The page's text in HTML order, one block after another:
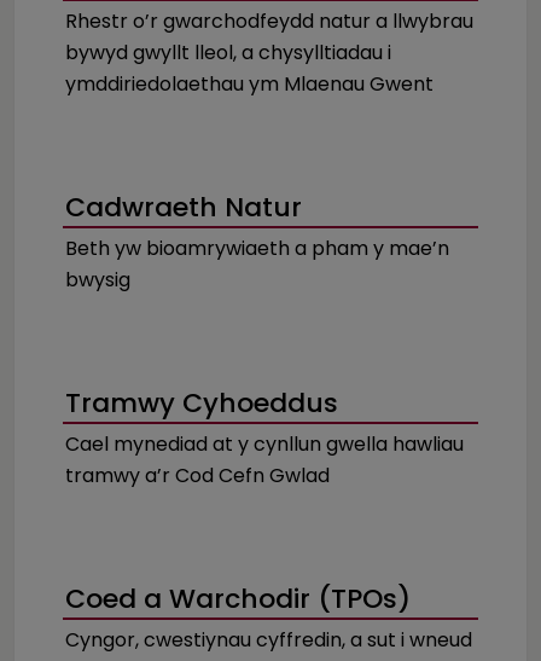
Rhestr o’r gwarchodfeydd natur a llwybrau
bywyd gwyllt lleol, a chysylltiadau i
ymddiriedolaethau ym Mlaenau Gwent
Cadwraeth Natur
Beth yw bioamrywiaeth a pham y mae’n
bwysig
Tramwy Cyhoeddus
Cael mynediad at y cynllun gwella hawliau
tramwy a’r Cod Cefn Gwlad
Coed a Warchodir (TPOs)
Cyngor, cwestiynau cyffredin, a sut i wneud